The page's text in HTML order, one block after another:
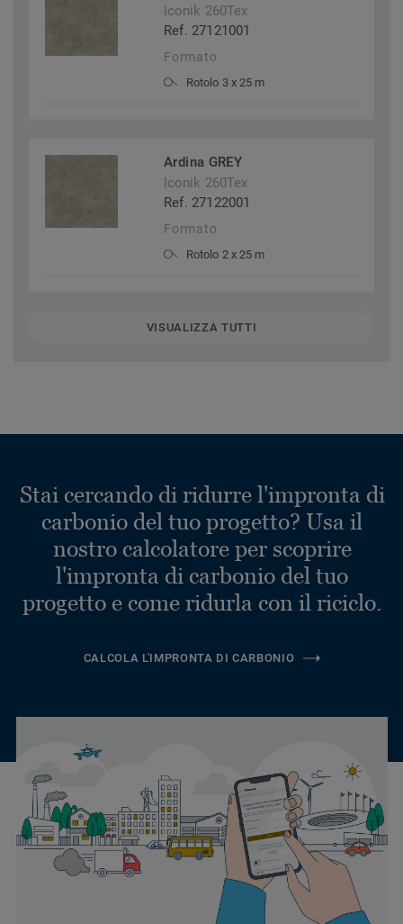
Iconik 260Tex
Ref. 27121001
Formato
Rotolo 3 x 25 m
Ardina GREY
Iconik 260Tex
Ref. 27122001
Formato
Rotolo 2 x 25 m
VISUALIZZA TUTTI
Stai cercando di ridurre l'impronta di
carbonio del tuo progetto? Usa il
nostro calcolatore per scoprire
l'impronta di carbonio del tuo
progetto e come ridurla con il riciclo.
CALCOLA L'IMPRONTA DI CARBONIO